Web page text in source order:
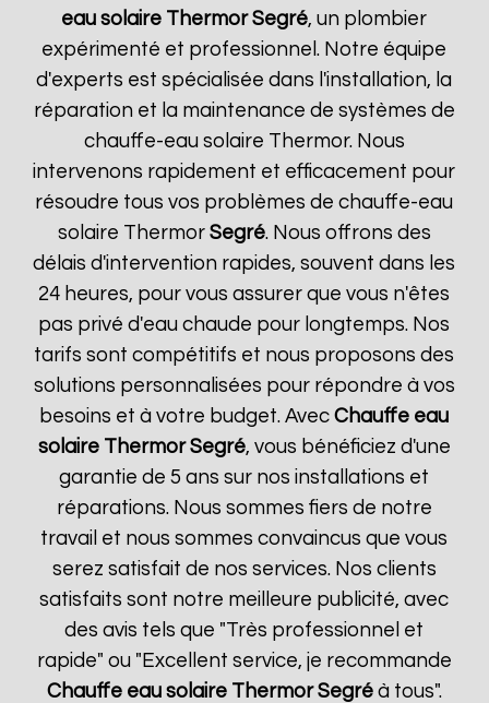
eau solaire Thermor Segré, un plombier
expérimenté et professionnel. Notre équipe
d'experts est spécialisée dans l'installation, la
réparation et la maintenance de systèmes de
chauffe-eau solaire Thermor. Nous
intervenons rapidement et efficacement pour
résoudre tous vos problèmes de chauffe-eau
solaire Thermor Segré. Nous offrons des
délais d'intervention rapides, souvent dans les
24 heures, pour vous assurer que vous n'êtes
pas privé d'eau chaude pour longtemps. Nos
tarifs sont compétitifs et nous proposons des
solutions personnalisées pour répondre à vos
besoins et à votre budget. AvecChauffe eau
solaire Thermor Segré, vous bénéficiez d'une
garantie de 5 ans sur nos installations et
réparations. Nous sommes fiers de notre
travail et nous sommes convaincus que vous
serez satisfait de nos services. Nos clients
satisfaits sont notre meilleure publicité, avec
des avis tels que "Très professionnel et
rapide" ou "Excellent service, je recommande
Chauffe eau solaire Thermor Segréà tous".